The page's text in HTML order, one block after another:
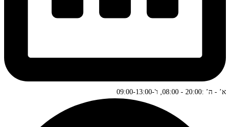
א’ - ה’ :20:00 - 08:00, ו'-09:00-13:00